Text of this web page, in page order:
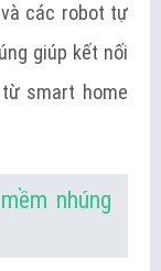
các robot tự
giúp kết nối
smart home
nhúng